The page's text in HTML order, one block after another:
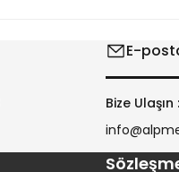
E-
Bize Ulaşın :